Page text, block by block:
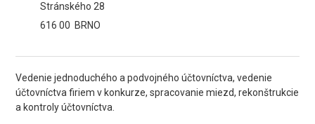
Stránského 28
616 00 BRNO
Vedenie jednoduchého a podvojného účtovníctva, vedenie
účtovníctva firiem v konkurze, spracovanie miezd, rekonštrukcie
a kontroly účtovníctva.